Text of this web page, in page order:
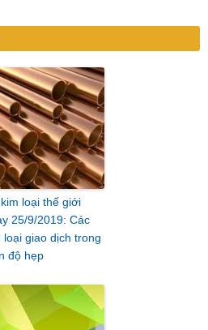
loại thế giới
25/9/2019: Các
loại giao dịch trong
độ hẹp